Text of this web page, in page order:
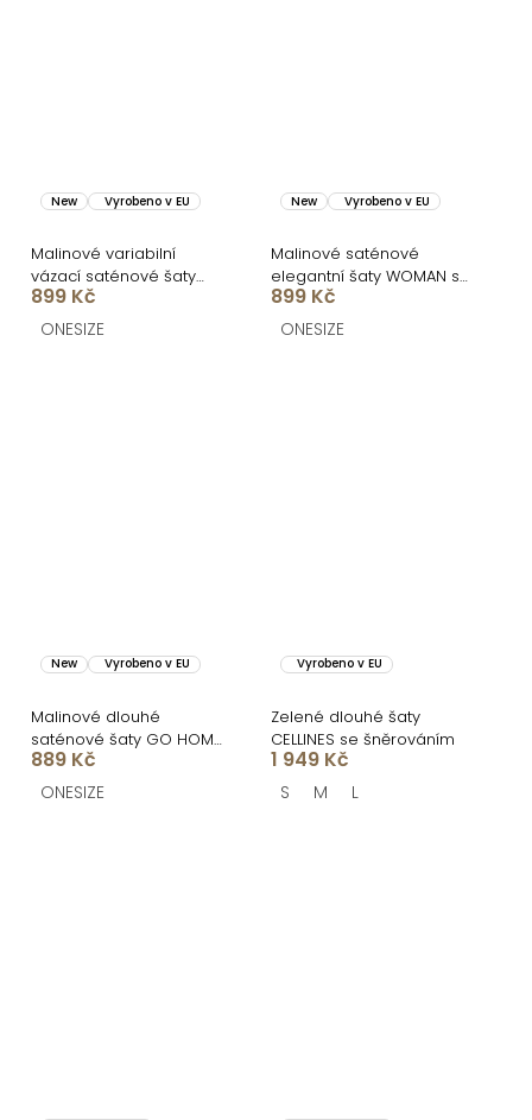
New Vyrobeno v EU
Malinové variabilní
vázací saténové šaty
899 Kč
ONESIZE
New Vyrobeno v EU
Malinové saténové
elegantní šaty WOMAN s
dlouhým rukávem
899 Kč
ONESIZE
New Vyrobeno v EU
Malinové dlouhé
saténové šaty GO HOME
s krátkým rukávem a
rozparkem
889 Kč
ONESIZE
Vyrobeno v EU
Zelené dlouhé šaty
CELLINES se šněrováním
1 949 Kč
S M L